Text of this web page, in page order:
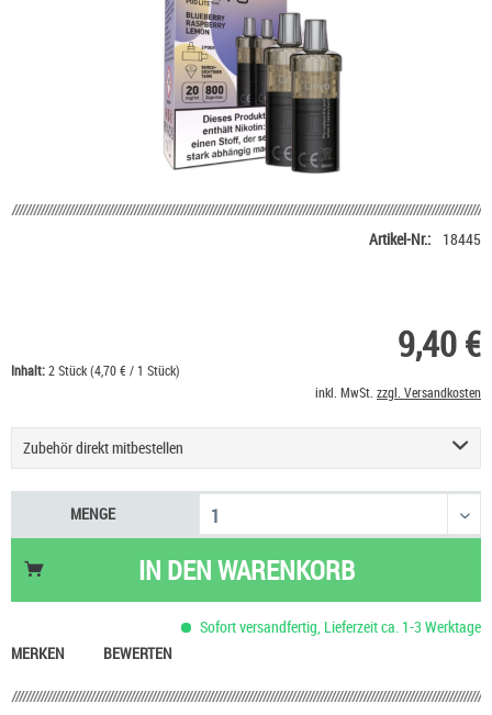
Artikel-Nr.: 18445
9,40 €
Inhalt:2 Stück (4,70 € / 1 Stück)
inkl. MwSt. zzgl. Versandkosten
Zubehör direkt mitbestellen
HeulNichtRum Wave Edition 36,90 €
MENGE
IN DENWARENKORB
Sofort versandfertig, Lieferzeit ca. 1-3 Werktage
MERKEN
BEWERTEN